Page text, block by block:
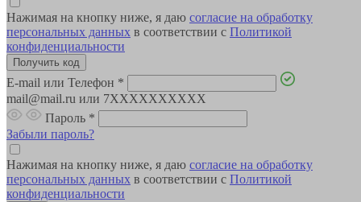
Нажимая на кнопку ниже, я даю согласие на обработку
персональных данных в соответствии с Политикой
конфиденциальности
E-mail или Телефон *
mail@mail.ru или 7XXXXXXXXXX
Пароль *
Забыли пароль?
Нажимая на кнопку ниже, я даю согласие на обработку
персональных данных в соответствии с Политикой
конфиденциальности